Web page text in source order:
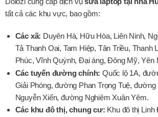
tất cả các khu vực, bao gồm:
Các xã: Duyên Hà, Hữu Hòa, Liên Ninh,
Tả Thanh Oai, Tam Hiệp, Tân Triều, Thanh
Phúc, Vĩnh Quỳnh, Đại áng, Đông Mỹ, Yên
Các tuyến đường chính: Quốc lộ 1A,
Giải Phóng, đường Phan Trọng Tuệ,
Nguyễn Xiển, đường Nghiêm Xuân Yêm.
Các khu đô thị, chung cư: Khu đô thị